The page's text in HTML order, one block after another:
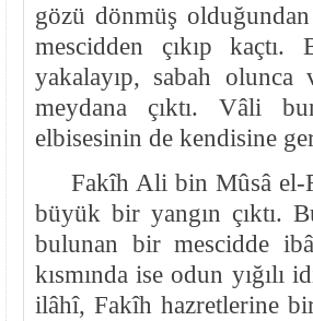
gözü dönmüş
mescidden çıkıp kaçtı.
yakalayıp, sabah
meydana çıktı. Vâli
elbisesinin de kendisine
Fakîh Ali bin Mûsâ el-
büyük bir yangın çıktı.
bulunan bir mescidde
kısmında ise odun yığılı
ilâhî, Fakîh hazretlerine